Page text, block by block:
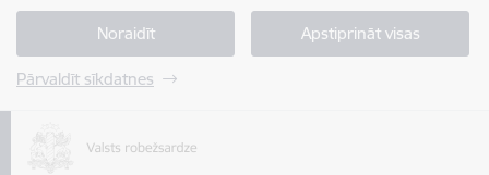
Noraidīt Apstiprināt visas
Pārvaldīt sīkdatnes